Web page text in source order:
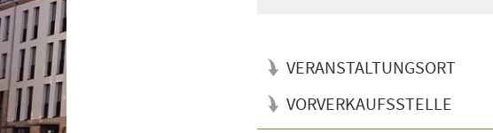
VERANSTALTUNGSORT
VORVERKAUFSSTELLE